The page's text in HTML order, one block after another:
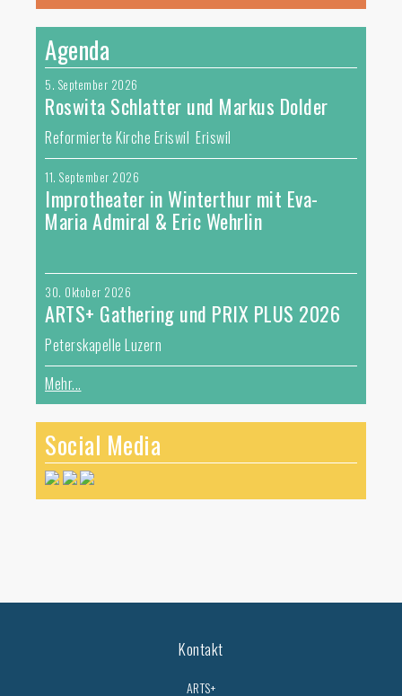
Agenda
5. September 2026
Roswita Schlatter und Markus Dolder
Reformierte Kirche Eriswil Eriswil
11. September 2026
Improtheater in Winterthur mit Eva-
Maria Admiral & Eric Wehrlin
30. Oktober 2026
ARTS+ Gathering und PRIX PLUS 2026
Peterskapelle Luzern
Mehr...
Social Media
Kontakt
ARTS+